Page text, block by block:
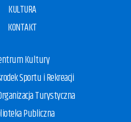
KULTURA
KONTAKT
Kultury
Sportu i Rekreacji
Turystyczna
Publiczna